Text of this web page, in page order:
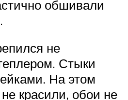
обшивали
не
Стыки
На этом
красили, обои не